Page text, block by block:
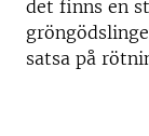
det finns en
satsa på